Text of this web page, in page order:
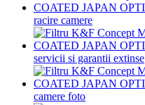
racire camere
servicii si garantii extinse
camere foto